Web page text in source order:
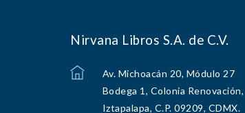
Nirvana Libros S.A. de C.V.
Av. Michoacán 20, Módulo 27
Bodega 1, Colonia Renovación,
Iztapalapa, C.P. 09209, CDMX.